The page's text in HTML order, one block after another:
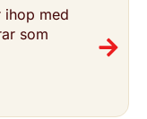
ihop med
som